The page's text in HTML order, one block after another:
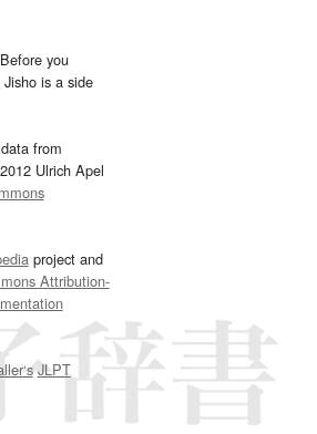
you
is a side
from
Ulrich Apel
project and
Attribution-
JLPT